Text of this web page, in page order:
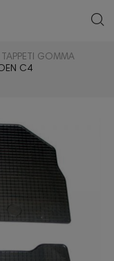
TAPPETI GOMMA
C4